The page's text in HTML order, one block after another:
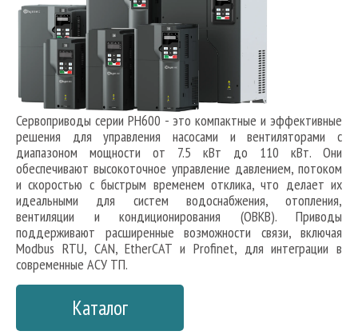
Сервоприводы серии PH600 - это компактные и эффективные
решения для управления насосами и вентиляторами с
диапазоном мощности от 7.5 кВт до 110 кВт. Они
обеспечивают высокоточное управление давлением, потоком
и скоростью с быстрым временем отклика, что делает их
идеальными для систем водоснабжения, отопления,
вентиляции и кондиционирования (ОВКВ). Приводы
поддерживают расширенные возможности связи, включая
Modbus RTU, CAN, EtherCAT и Profinet, для интеграции в
современные АСУ ТП.
Каталог